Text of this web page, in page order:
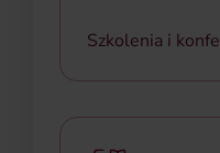
Szkolenia i
inspirujących